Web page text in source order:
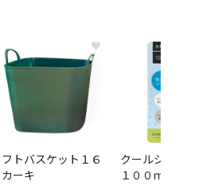
♥
フトバスケット１６
カーキ
クールシャツスプ
１００ｍｌ